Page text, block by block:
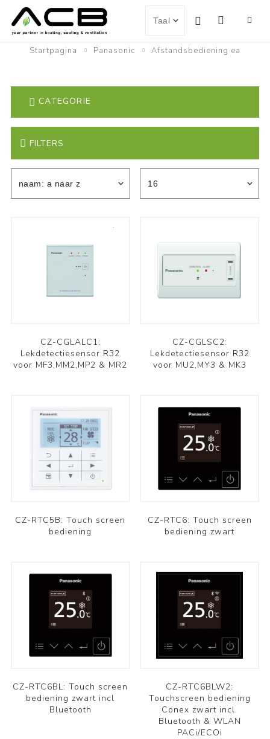
Startpagina Panasonic Afstandsbediening ea
FILTERS
CZ-CGLALC1:
Lekdetectiesensor R32
voor MF3,MM2,MP2 & MR2
CZ-CGLSC2:
Lekdetectiesensor R32
voor MU2,MY3 & MK3
CZ-RTC5B: Touch screen
bediening
CZ-RTC6: Touch screen
bediening zwart
CZ-RTC6BL: Touch screen
bediening zwart incl
Bluetooth
CZ-RTC6BLW2:
Touchscreen bediening
Conex zwart incl.
Bluetooth & WLAN
PACi/ECOi
CATEGORIE